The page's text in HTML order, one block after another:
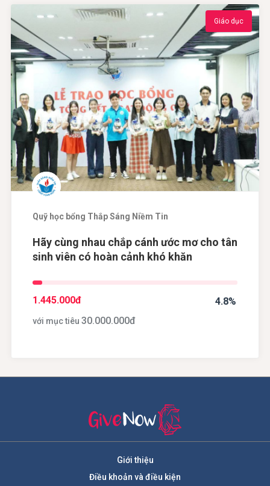
Giáo dục
Quỹ học bổng Thắp Sáng Niềm Tin
Hãy cùng nhau chắp cánh ước mơ cho tân
sinh viên có hoàn cảnh khó khăn
4.8%
1.445.000đ
với mục tiêu 30.000.000đ
Giới thiệu
Điều khoản và điều kiện